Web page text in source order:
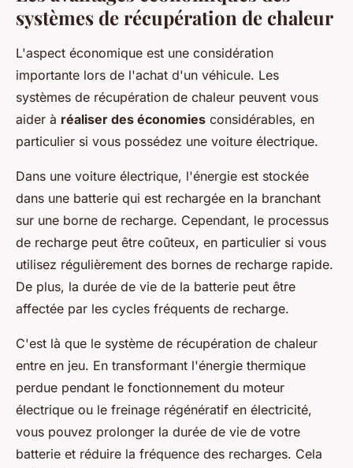
systèmes de récupération de chaleur
L'aspect économique est une considération
importante lors de l'achat d'un véhicule. Les
systèmes de récupération de chaleur peuvent vous
aider à réaliser des économies considérables, en
particulier si vous possédez une voiture électrique.
Dans une voiture électrique, l'énergie est stockée
dans une batterie qui est rechargée en la branchant
sur une borne de recharge. Cependant, le processus
de recharge peut être coûteux, en particulier si vous
utilisez régulièrement des bornes de recharge rapide.
De plus, la durée de vie de la batterie peut être
affectée par les cycles fréquents de recharge.
C'est là que le système de récupération de chaleur
entre en jeu. En transformant l'énergie thermique
perdue pendant le fonctionnement du moteur
électrique ou le freinage régénératif en électricité,
vous pouvez prolonger la durée de vie de votre
batterie et réduire la fréquence des recharges. Cela